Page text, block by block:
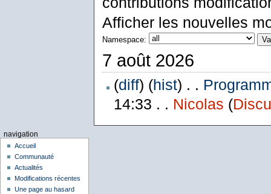
Afficher les nouvelles
Namespace:
7 août 2026
(diff) (hist) . .
14:33 . . Nicolas (
navigation
Accueil
Communauté
Actualités
Modifications récentes
Une page au hasard